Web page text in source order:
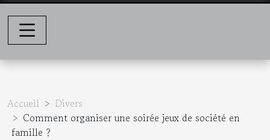
Accueil
Divers
Comment organiser une soirée jeux de société en
famille ?